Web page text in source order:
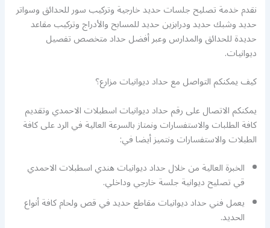
نقدم خدمة تصليح جلسات حديد خارجية وتركيب سور للحدائق وسواتر
حديد وشبك حديد ودرابزين حديد للمسابح والأدراج وتركيب مقاعد
حديدة للحدائق والمدارس وعبر أفضل حداد متخصص تفصيل
ديوانيات.
كيف يمكنكم التواصل مع حداد ديوانيات مزارع؟
يمكنكم الاتصال على رقم حداد ديوانيات اسطبلات الاحمدي وتقديم
كافة الطلبات والاستفسارات ونمتاز بالسرعة العالية في الرد على كافة
الطبلات والاستفسارات ونتميز أيضا في:
الخبرة العالية من خلال حداد ديوانيات هندي اسطبلات الاحمدي
قي تصليح ديوانية جلسة خارجي وداخلي.
يعمل فني حداد ديوانيات مقاطع حديد في قص ولحام كافة أنواع
الحديد.